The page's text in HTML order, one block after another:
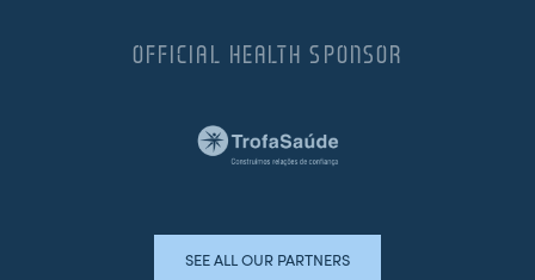
OFFICIAL HEALTH SPONSOR
SEE ALL OUR PARTNERS